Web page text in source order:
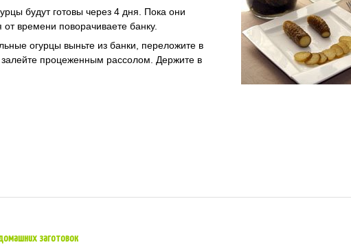
будут готовы через 4 дня. Пока они
от времени поворачиваете банку.
огурцы выньте из банки, переложите в
залейте процеженным рассолом. Держите в
заготовок